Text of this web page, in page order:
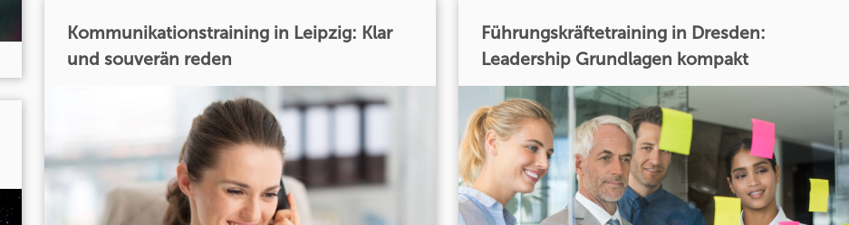
Kommunikationstraining in Leipzig: Klar
und souverän reden
Führungskräftetraining in Dresden:
Leadership Grundlagen kompakt